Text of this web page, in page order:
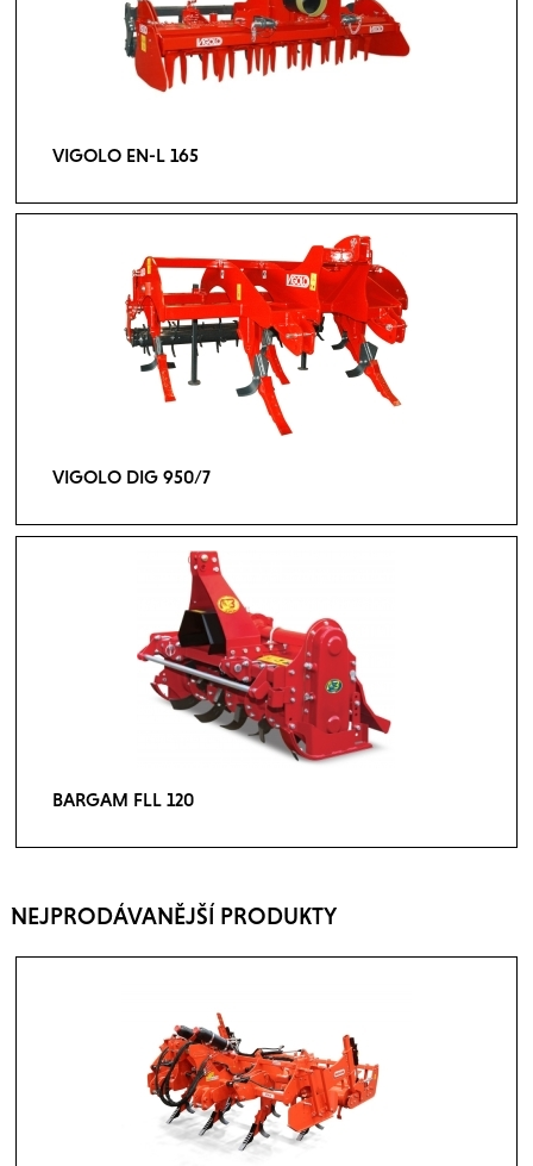
VIGOLO EN-L 165
VIGOLO DIG 950/7
BARGAM FLL 120
NEJPRODÁVANĚJŠÍ PRODUKTY